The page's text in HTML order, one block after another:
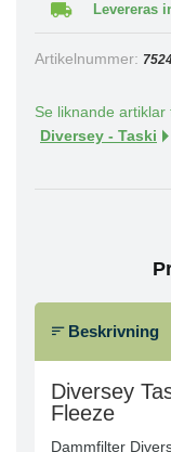
Levereras
Artikelnummer:
Se liknande artiklar
Diversey - Taski
Beskrivning
Diversey
Fleeze
Dammfilter